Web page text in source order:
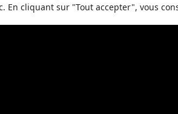
En cliquant sur "Tout accepter", vous
exquise, une ambiance
réserver